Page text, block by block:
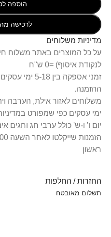
הוספה
לרכישה
מדיניות משלוחים
על כל המוצרים באתר משלוח
לנקודת איסוף) =0 ש"ח
זמני אספקה
ההזמנה.
ימי עסקים כפי שמפורט
יום ו' ו-ש' כולל ערבי חג וחגים
ראשון
החזרות / החלפות
תשלום מאובטח